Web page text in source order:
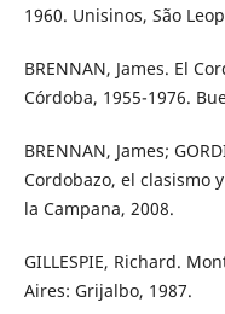
1960. Unisinos, São
BRENNAN, James. El
Córdoba, 1955-1976.
BRENNAN, James;
Cordobazo, el clasismo
la Campana, 2008.
GILLESPIE, Richard.
Aires: Grijalbo, 1987.